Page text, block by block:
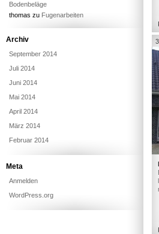
Bodenbeläge
thomas zu Fugenarbeiten
Archiv
September 2014
Juli 2014
Juni 2014
Mai 2014
April 2014
März 2014
Februar 2014
Meta
Anmelden
WordPress.org